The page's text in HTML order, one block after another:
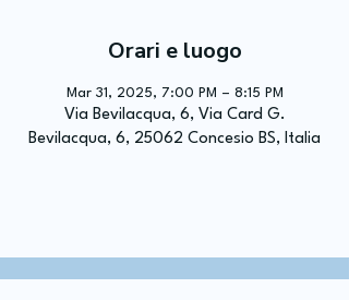
Orari e luogo
Mar 31, 2025, 7:00 PM – 8:15 PM
Via Bevilacqua, 6, Via Card G.
Bevilacqua, 6, 25062 Concesio BS, Italia